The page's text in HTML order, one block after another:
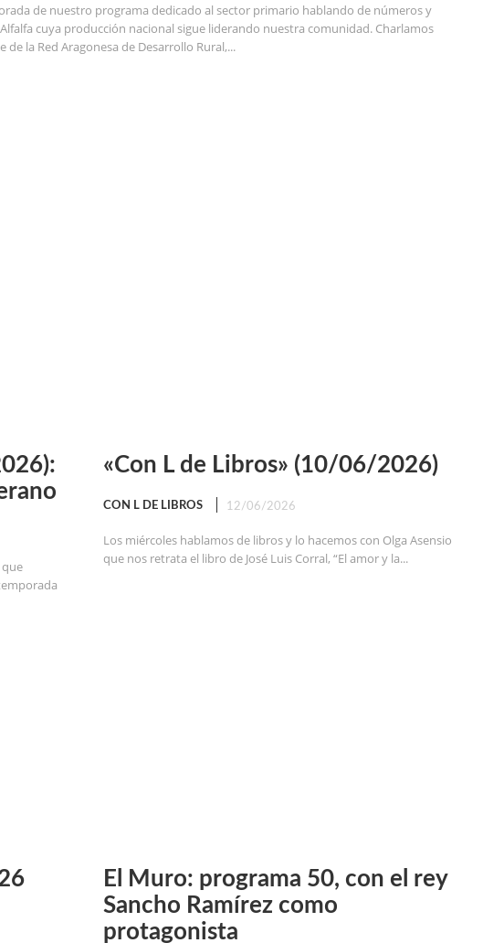
de nuestro programa dedicado al sector primario hablando de números y
cuya producción nacional sigue liderando nuestra comunidad. Charlamos
de la Red Aragonesa de Desarrollo Rural,...
«Con L de Libros» (10/06/2026)
CON L DE LIBROS 12/06/2026
Los miércoles hablamos de libros y lo hacemos con Olga Asensio
que nos retrata el libro de José Luis Corral, “El amor y la...
El Muro: programa 50, con el rey
Sancho Ramírez como
protagonista